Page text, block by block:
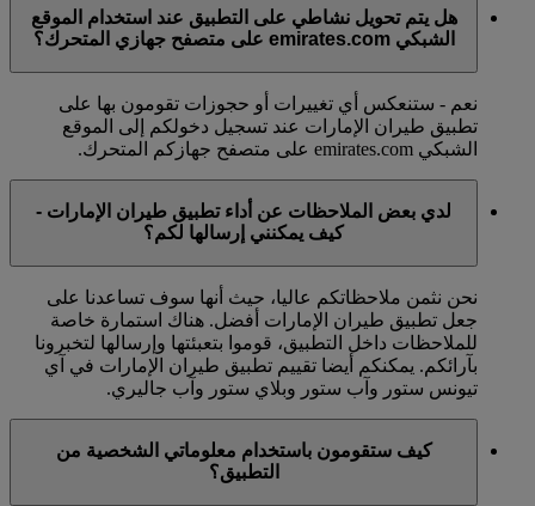
هل يتم تحويل نشاطي على التطبيق عند استخدام الموقع
الشبكي emirates.com على متصفح جهازي المتحرك؟
نعم - ستنعكس أي تغييرات أو حجوزات تقومون بها على
تطبيق طيران الإمارات عند تسجيل دخولكم إلى الموقع
الشبكي emirates.com على متصفح جهازكم المتحرك.
لدي بعض الملاحظات عن أداء تطبيق طيران الإمارات -
كيف يمكنني إرسالها لكم؟
نحن نثمن ملاحظاتكم عاليا، حيث أنها سوف تساعدنا على
جعل تطبيق طيران الإمارات أفضل. هناك استمارة خاصة
للملاحظات داخل التطبيق، قوموا بتعبئتها وإرسالها لتخبرونا
بآرائكم. يمكنكم أيضا تقييم تطبيق طيران الإمارات في آي
تيونس ستور وآب ستور وبلاي ستور وآب جاليري.
كيف ستقومون باستخدام معلوماتي الشخصية من
التطبيق؟